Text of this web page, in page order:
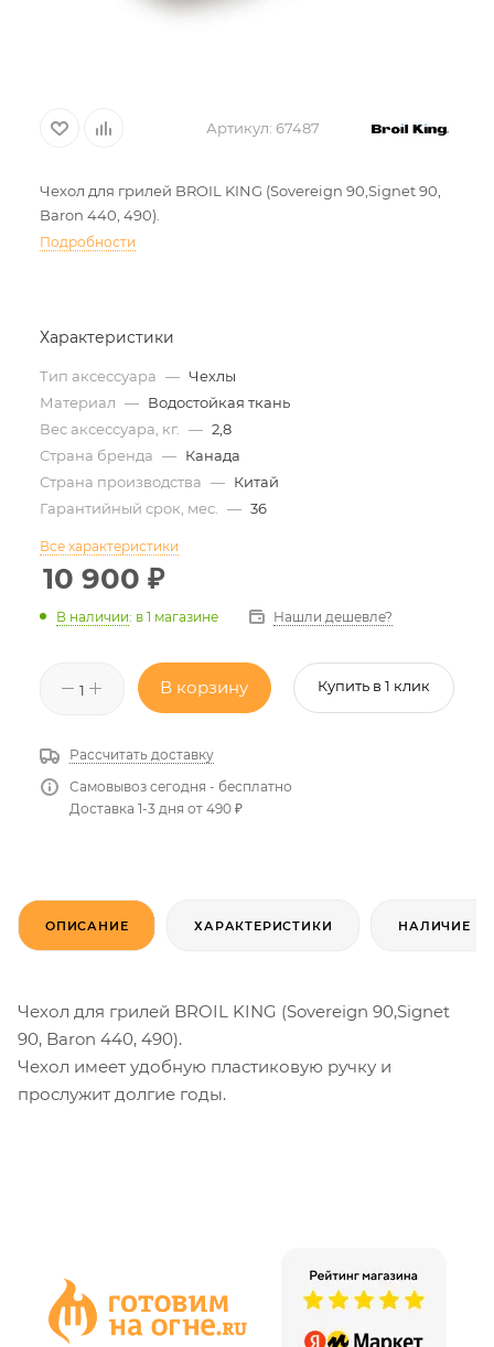
Артикул: 67487
Чехол для грилей BROIL KING (Sovereign 90,Signet 90,
Baron 440, 490).
Подробности
Характеристики
Тип аксессуара — Чехлы
Материал — Водостойкая ткань
Вес аксессуара, кг.
— 2,8
Страна бренда — Канада
Страна производства — Китай
Гарантийный срок, мес.
— 36
Все характеристики
10 900 ₽
В наличии: в 1 магазине Нашли дешевле?
В корзину Купить в 1 клик
Рассчитать доставку
Самовывоз сегодня - бесплатно
Доставка 1-3 дня от 490 ₽
ОПИСАНИЕ ХАРАКТЕРИСТИКИ НАЛИЧИЕ
Чехол для грилей BROIL KING (Sovereign 90,Signet
90, Baron 440, 490).
Чехол имеет удобную пластиковую ручку и
прослужит долгие годы.